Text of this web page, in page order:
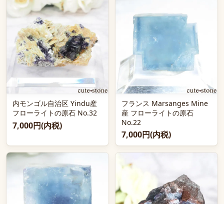
内モンゴル自治区 Yindu産
フローライトの原石 No.32
7,000円(内税)
フランス Marsanges Mine
産 フローライトの原石
No.22
7,000円(内税)